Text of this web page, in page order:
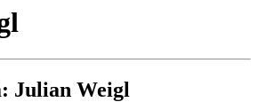
Julian Weigl